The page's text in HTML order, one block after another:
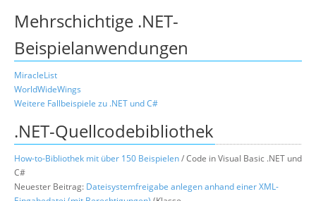
Mehrschichtige .NET-
Beispielanwendungen
MiracleList
WorldWideWings
Weitere Fallbeispiele zu .NET und C#
.NET-Quellcodebibliothek
How-to-Bibliothek mit über 150 Beispielen/ Code in Visual Basic .NET und
C#
Neuester Beitrag: Dateisystemfreigabe anlegen anhand einer XML-